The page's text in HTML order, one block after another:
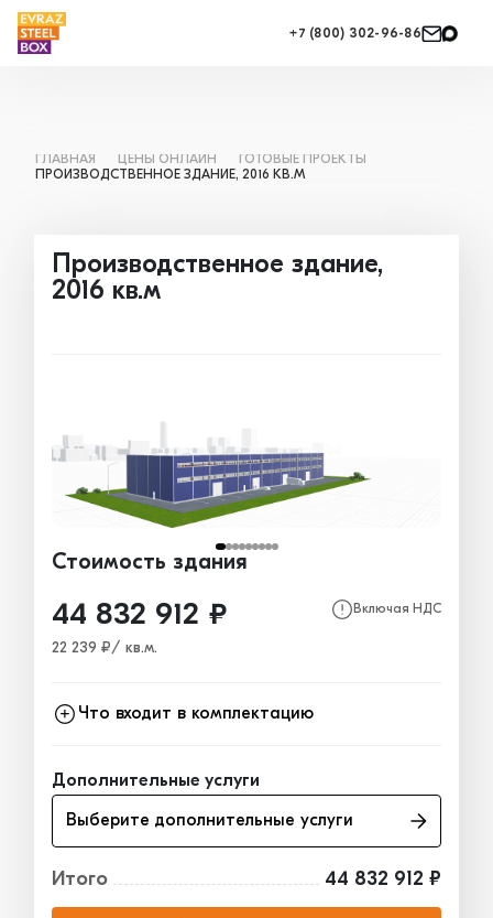
+7 (800) 302-96-86
ГЛАВНАЯ ЦЕНЫ ОНЛАЙН
ГОТОВЫЕ ПРОЕКТЫ
ПРОИЗВОДСТВЕННОЕ ЗДАНИЕ, 2016 КВ.М
Производственное здание,
2016 кв.м
Стоимость здания
44 832 912 ₽ Включая НДС
22 239 ₽/ кв.м.
Что входит в комплектацию
Ограждающие конструкции 22 140 037₽
Окна, двери, ворота 3 529 088₽
Дополнительные услуги
Выберите дополнительные услуги
Итого 44 832 912 ₽